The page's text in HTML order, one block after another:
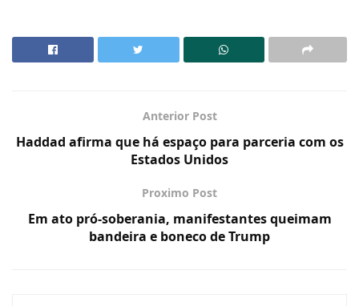
Anterior Post
Haddad afirma que há espaço para parceria com os
Estados Unidos
Proximo Post
Em ato pró-soberania, manifestantes queimam
bandeira e boneco de Trump